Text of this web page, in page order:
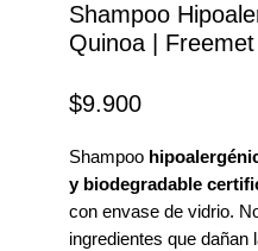
Shampoo
Quinoa |
$9.900Precio
Shampoo
y biodegradable
con envase de vidrio.
ingredientes que dañan